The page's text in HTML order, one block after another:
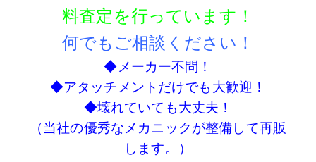
料査定を行っています！
何でもご相談ください！
◆メーカー不問！
◆アタッチメントだけでも大歓迎！
◆壊れていても大丈夫！
（当社の優秀なメカニックが整備して再販
します。）